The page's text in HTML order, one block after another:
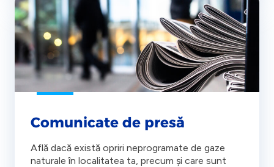
Comunicate de presă
Află dacă există opriri neprogramate de gaze
naturale în localitatea ta, precum și care sunt